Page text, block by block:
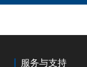
服务与支持